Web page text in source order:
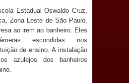
tamarindeiro e
Memorial Augusto dos
oxigênio do Estado
Estadual Oswaldo Cruz,
Zona Leste de São Paulo,
ao irem ao banheiro. Eles
escondidas nos
de ensino. A instalação
azulejos dos banheiros